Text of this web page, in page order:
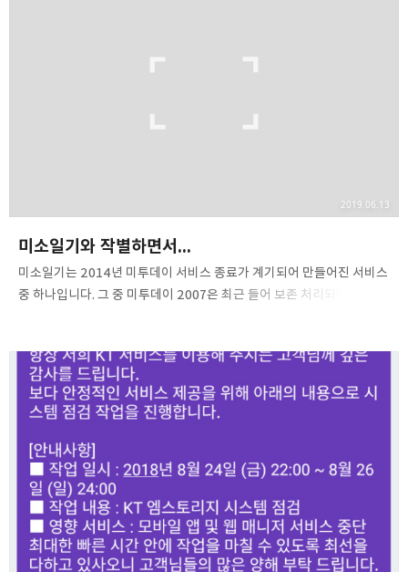
탑재하기 시작한 시점이 2016년형 모델부터여서 앱 개발을 목표로 하고
미소일기와 작별하면서...
2019.06.13
미소일기는 2014년 미투데이 서비스 종료가 계기되어 만들어진 서비스
중 하나입니다. 그 중 미투데이 2007은 최근 들어 보존 처리되어있던
되어 백업 진행 중에 미투데이 2007 서비스가 읽기 모드로 들어가
아무것도 할 수 없었습니다. 그렇게 시간이 흘러 저는 미소일기에
정착했습니다. 아마, 미소일기가 주황색에 가까운 색상으로 누리집을
단장하고 있을 시절의 이야기입니다. 그때의 저는 휴대폰 환경 등의
이유로 미소일기에 자주 접속하지 않았습니다. 아무래도 당시의
미소일기는 지금보다 느린 편이었기 때문입니다. 물론 그만큼 많은
기능이 구현되어있었지만, 현재의 깔끔한 모습을…